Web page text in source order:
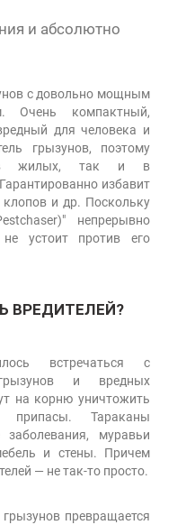
и абсолютно
с довольно мощным
Очень компактный,
для человека и
грызунов, поэтому
в жилых, так и в
избавит
и др. Поскольку
непрерывно
устоит против его
ВРЕДИТЕЛЕЙ?
встречаться с
и вредных
на корню уничтожить
Тараканы
заболевания, муравьи
и стены. Причем
— не так-то просто.
превращается